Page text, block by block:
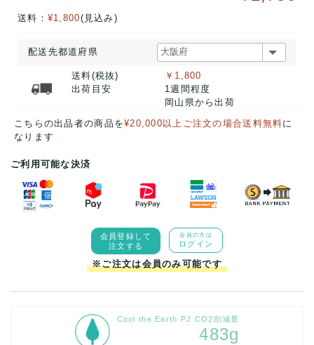
送料： ¥1,800(見込み)
配送先都道府県
送料(税抜)
出荷目安
￥1,800
1週間程度
岡山県から出荷
こちらの出品者の商品を¥20,000以上ご注文の場合送料無料に
なります
ご利用可能な決済
会員登録して
注文する
会員の方は
ログイン
※ご注文は会員のみ可能です
Cool the Earth PJ CO2削減量
483g